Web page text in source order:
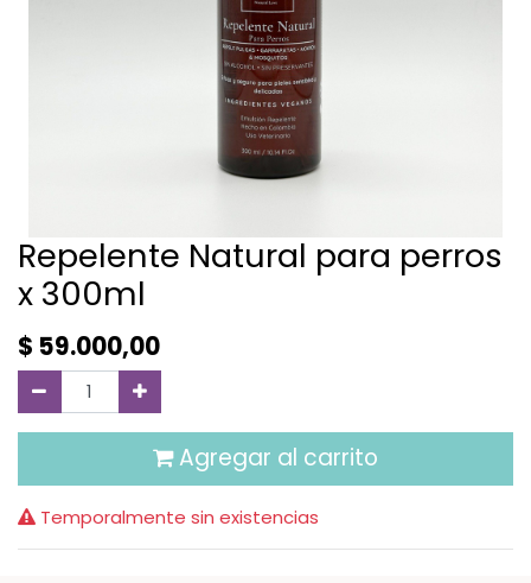
Repelente Natural para perros
x 300ml
$ 59.000,00
Agregar al carrito
Temporalmente sin existencias